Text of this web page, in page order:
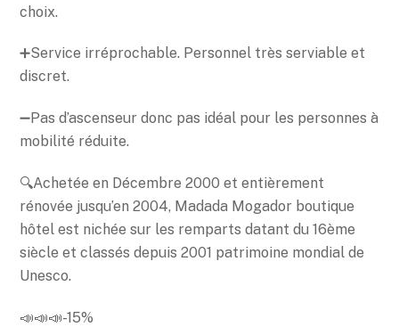
choix.
➕Service irréprochable. Personnel très serviable et
discret.
➖Pas d’ascenseur donc pas idéal pour les personnes à
mobilité réduite.
🔍Achetée en Décembre 2000 et entièrement
rénovée jusqu’en 2004, Madada Mogador boutique
hôtel est nichée sur les remparts datant du 16ème
siècle et classés depuis 2001 patrimoine mondial de
Unesco.
📣📣📣-15%